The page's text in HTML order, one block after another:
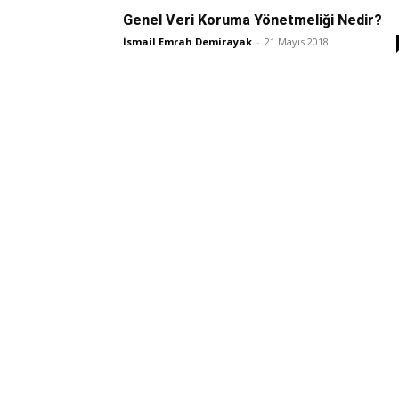
Genel Veri Koruma Yönetmeliği Nedir?
İsmail Emrah Demirayak - 21 Mayıs 2018